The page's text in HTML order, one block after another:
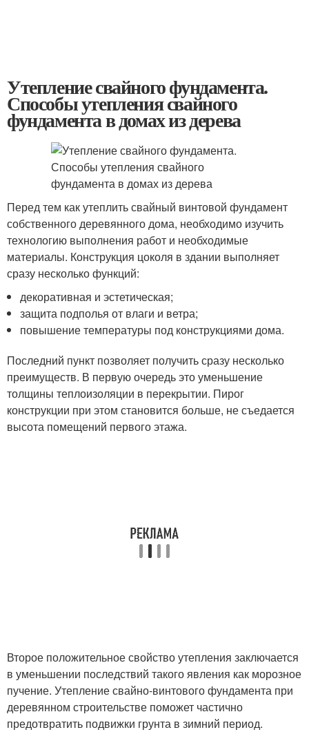
Утепление свайного фундамента.
Способы утепления свайного
фундамента в домах из дерева
Перед тем как утеплить свайный винтовой фундамент
собственного деревянного дома, необходимо изучить
технологию выполнения работ и необходимые
материалы. Конструкция цоколя в здании выполняет
сразу несколько функций:
декоративная и эстетическая;
защита подполья от влаги и ветра;
повышение температуры под конструкциями дома.
Последний пункт позволяет получить сразу несколько
преимуществ. В первую очередь это уменьшение
толщины теплоизоляции в перекрытии. Пирог
конструкции при этом становится больше, не съедается
высота помещений первого этажа.
Второе положительное свойство утепления заключается
в уменьшении последствий такого явления как морозное
пучение. Утепление свайно-винтового фундамента при
деревянном строительстве поможет частично
предотвратить подвижки грунта в зимний период.